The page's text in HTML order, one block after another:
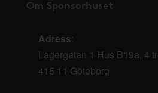
Om Sponsorhuset
Adress:
Lagergatan 1 Hus B19a, 4 tr
415 11 Göteborg